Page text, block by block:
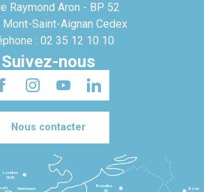
Raymond Aron - BP 52
Saint-Aignan Cedex
: 02 35 12 10 10
Suivez-nous
Nous contacter
Bruxelles
3h
Londres
3h30
Newhaven
Bonn